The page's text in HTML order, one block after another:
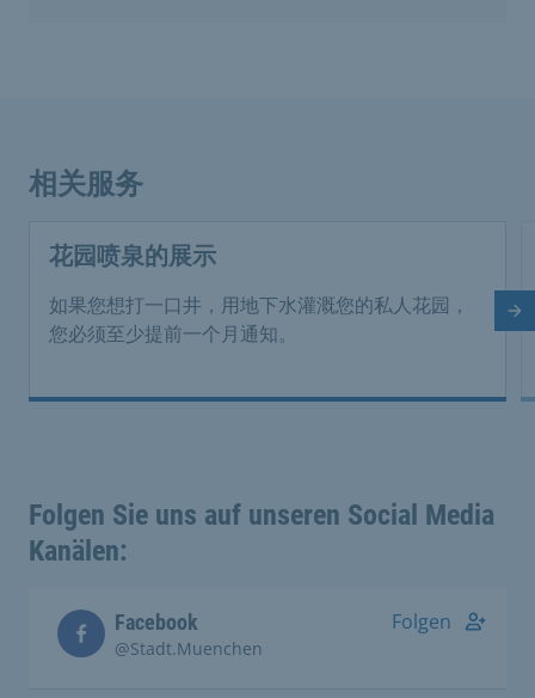
相关服务
花园喷泉的展示
如果您想打一口井，用地下水灌溉您的私人花园，
您必须至少提前一个月通知。
Folgen Sie uns auf unseren Social Media
Kanälen:
Facebook
@Stadt.Muenchen
Folgen